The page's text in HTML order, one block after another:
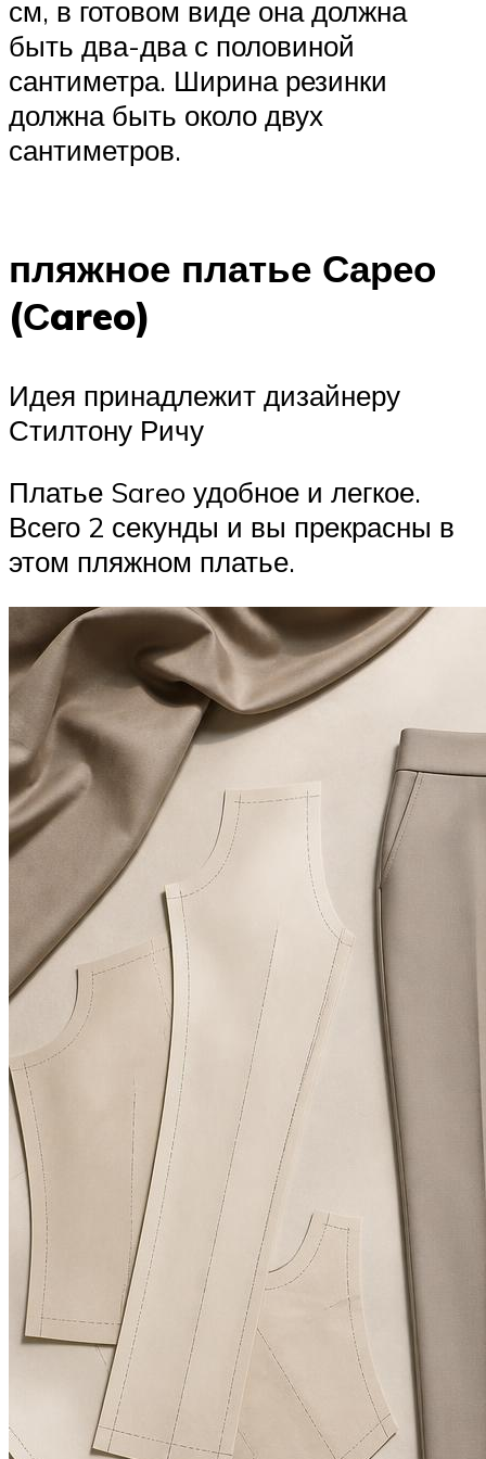
см, в готовом виде она должна
быть два-два с половиной
сантиметра. Ширина резинки
должна быть около двух
сантиметров.
пляжное платье Сарео
(Сareo)
Идея принадлежит дизайнеру
Стилтону Ричу
Платье Sareo удобное и легкое.
Всего 2 секунды и вы прекрасны в
этом пляжном платье.